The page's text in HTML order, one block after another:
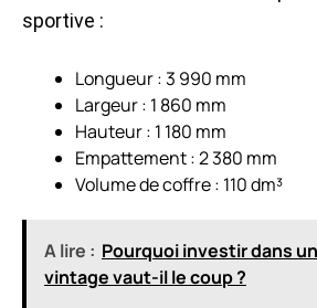
sportive :
Longueur : 3 990 mm
Largeur : 1 860 mm
Hauteur : 1 180 mm
Empattement : 2 380 mm
Volume de coffre : 110 dm³
A lire : Pourquoi investir dans
vintage vaut-il le coup ?